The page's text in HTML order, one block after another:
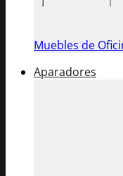
Muebles de
Aparadores